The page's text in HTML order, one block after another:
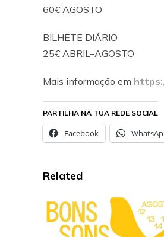
60€ AGOSTO
BILHETE DIÁRIO
25€ ABRIL–AGOSTO
Mais informação em
PARTILHA NA TUA REDE SOCIAL
Facebook
Related